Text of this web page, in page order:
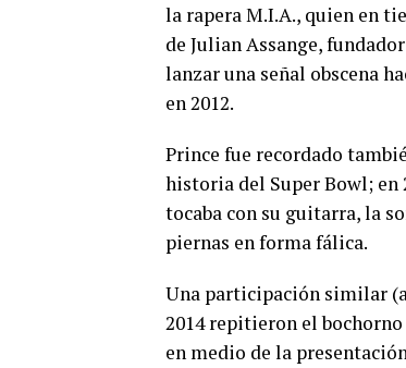
la rapera M.I.A., quien en
de Julian Assange,
lanzar una señal obscena
en 2012.
Prince fue recordado
historia del Super Bowl; en
tocaba con su guitarra, la
piernas en forma fálica.
Una participación similar
2014 repitieron el bochorno
en medio de la